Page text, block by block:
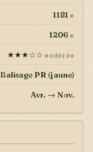
1181 m
1206 m
★★★☆☆ modérée
Balisage PR (jaune)
Avr. → Nov.